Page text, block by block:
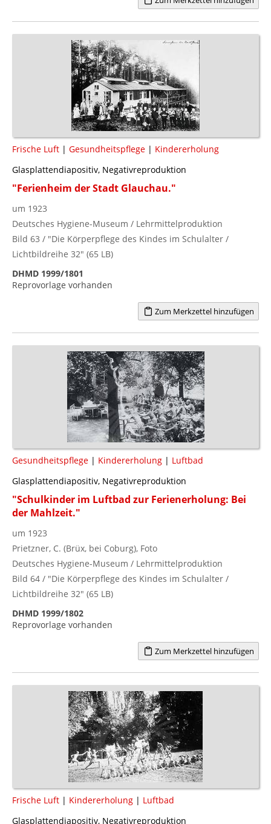
Frische Luft | Gesundheitspflege | Kindererholung
Glasplattendiapositiv, Negativreproduktion
"Ferienheim der Stadt Glauchau."
um 1923
Deutsches Hygiene-Museum / Lehrmittelproduktion
Bild 63 / "Die Körperpflege des Kindes im Schulalter /
Lichtbildreihe 32" (65 LB)
DHMD 1999/1801
Reprovorlage vorhanden
Zum Merkzettel hinzufügen
Gesundheitspflege | Kindererholung | Luftbad
Glasplattendiapositiv, Negativreproduktion
"Schulkinder im Luftbad zur Ferienerholung: Bei
der Mahlzeit."
um 1923
Prietzner, C. (Brüx, bei Coburg), Foto
Deutsches Hygiene-Museum / Lehrmittelproduktion
Bild 64 / "Die Körperpflege des Kindes im Schulalter /
Lichtbildreihe 32" (65 LB)
DHMD 1999/1802
Reprovorlage vorhanden
Zum Merkzettel hinzufügen
Frische Luft | Kindererholung | Luftbad
Glasplattendiapositiv, Negativreproduktion